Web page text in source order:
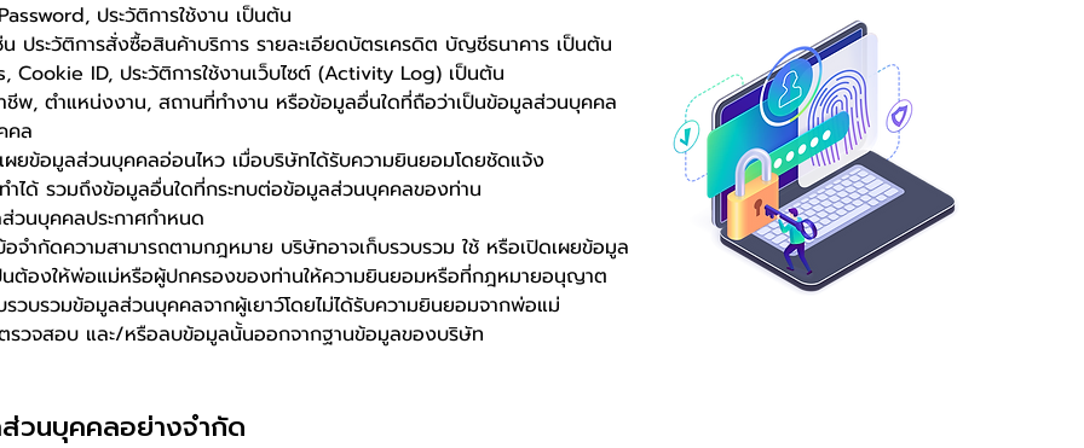
ประวัติการใช้งาน เป็นต้น
น ประวัติการสั่งซื้อสินค้าบริการ รายละเอียดบัตรเครดิต บัญชีธนาคาร เป็นต้น
Cookie ID, ประวัติการใช้งานเว็บไซต์ (Activity Log) เป็นต้น
พ, ตำแหน่งงาน, สถานที่ทำงาน หรือข้อมูลอื่นใดที่ถือว่าเป็นข้อมูลส่วนบุคคล
คล
ผยข้อมูลส่วนบุคคลอ่อนไหว เมื่อบริษัทได้รับความยินยอมโดยชัดแจ้ง
ได้ รวมถึงข้อมูลอื่นใดที่กระทบต่อข้อมูลส่วนบุคคลของท่าน
วนบุคคลประกาศกำหนด
ำกัดความสามารถตามกฎหมาย บริษัทอาจเก็บรวบรวม ใช้ หรือเปิดเผยข้อมูล
ต้องให้พ่อแม่หรือผู้ปกครองของท่านให้ความยินยอมหรือที่กฎหมายอนุญาต
รวบรวมข้อมูลส่วนบุคคลจากผู้เยาว์โดยไม่ได้รับความยินยอมจากพ่อแม่
รวจสอบ และ/หรือลบข้อมูลนั้นออกจากฐานข้อมูลของบริษัท
วนบุคคลอย่างจำกัด